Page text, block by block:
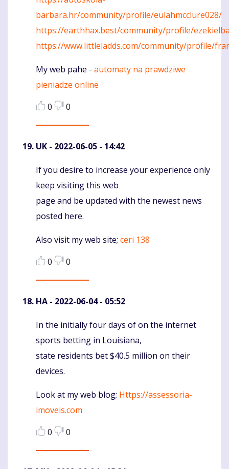
barbara.hr/community/profile/eulahmcclure028/
https://earthhax.best/community/profile/
https://www.littleladds.com/community/profile/
My web pahe - automaty na prawdziwe
pieniadze online
0
0
UK - 2022-06-05 - 14:42
Komentaras
If you desire to increase your experience only
keep visiting this web
page and be updated with the newest news
posted here.
Also visit my web site; ceri 138
0
0
HA - 2022-06-04 - 05:52
Komentaras
In the initially four days of on the internet
sports betting in Louisiana,
state residents bet $40.5 million on their
devices.
Look at my web blog; Https://assessoria-
imoveis.com
0
0